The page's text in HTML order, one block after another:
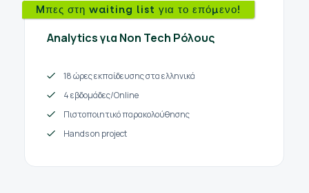
Mπες στη waiting list για το επόμενο!
Analytics για Non Tech Ρόλους
18 ώρες εκπαίδευσης στα ελληνικά
4 εβδομάδες/Online
Πιστοποιητικό παρακολούθησης
Hands on project